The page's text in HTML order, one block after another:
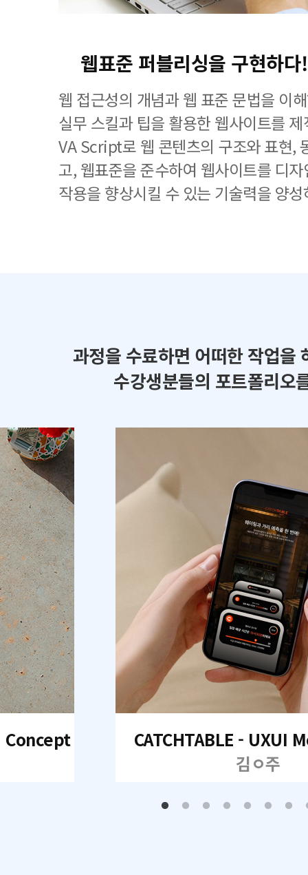
웹표준 퍼블리싱을 구현하다!
웹 접근성의 개념과 웹 표준 문법을 이
실무 스킬과 팁을 활용한 웹사이트를
VA Script로 웹 콘텐츠의 구조와 표현,
고, 웹표준을 준수하여 웹사이트를 디
작용을 향상시킬 수 있는 기술력을 양
과정을 수료하면 어떠한 작업을
수강생분들의 포트폴리오
CATCHTABLE - UXUI
김ㅇ주